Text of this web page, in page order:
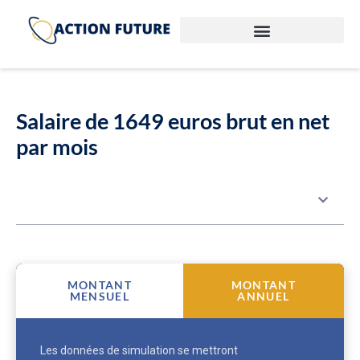
Salaire de 1649 euros brut en net
par mois
MONTANT
MENSUEL
MONTANT
ANNUEL
Les données de simulation se mettront